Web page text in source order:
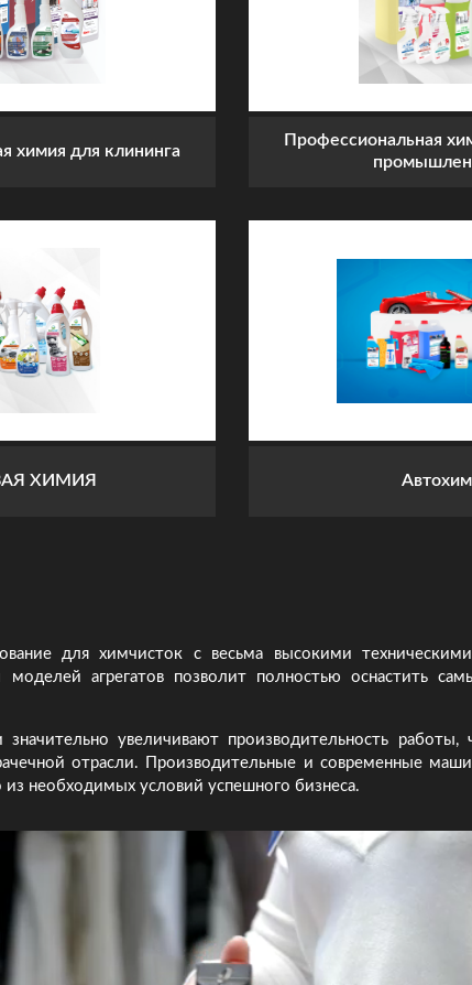
химия для клининга
Профессиональная
ХИМИЯ
для химчисток с весьма высокими
агрегатов позволит полностью оснастить
увеличивают производительность
отрасли. Производительные и современные
необходимых условий успешного бизнеса.